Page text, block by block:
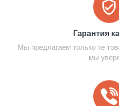
Гарантия
Мы предлагаем только те
мы